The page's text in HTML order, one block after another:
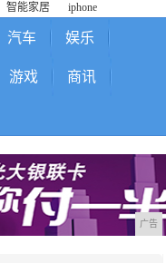
智能家居 iphone
汽车 娱乐
游戏 商讯
广告